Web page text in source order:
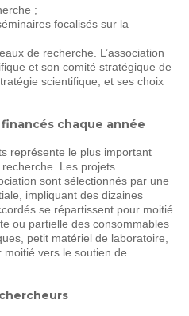
;
focalisés sur la
de recherche. L’association
et son comité stratégique de
scientifique, et ses choix
chaque année
représente le plus important
Les projets
sont sélectionnés par une
impliquant des dizaines
se répartissent pour moitié
ou partielle des consommables
petit matériel de laboratoire,
vers le soutien de